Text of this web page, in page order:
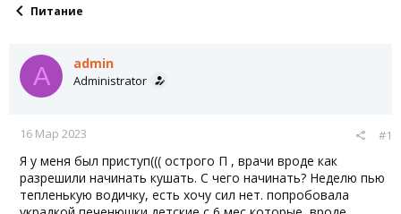
м
а
л
Питание
A admin
Administrator
16 Мар 2023 #1
Я у меня был приступ((( острого П , врачи вроде как
разрешили начинать кушать. С чего начинать? Неделю пью
тепленькую водичку, есть хочу сил нет. попробовала